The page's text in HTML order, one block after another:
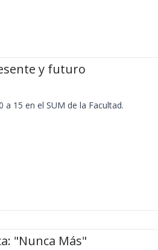
y futuro
a 15 en el SUM de la Facultad.
"Nunca Más"